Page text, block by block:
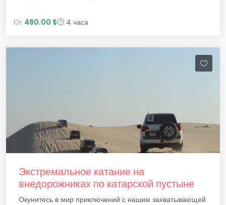
От 480.00 $ 4 часа
Экстремальное катание на
внедорожниках по катарской пустыне
Окунитесь в мир приключений с нашим захватывающей